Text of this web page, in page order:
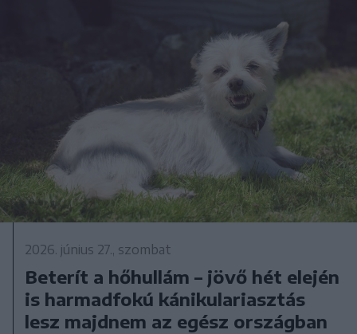
2026. június 27., szombat
Beterít a hőhullám – jövő hét elején
is harmadfokú kánikulariasztás
lesz majdnem az egész országban